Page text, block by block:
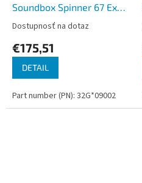
Soundbox Spinner 67 Exp.
Dostupnosť na dotaz
€175,51
DETAIL
Part number (PN): 32G*09002